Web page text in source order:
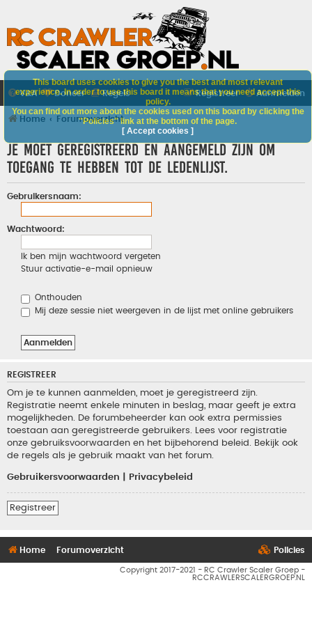
V&A Doneer Regels Aanmelden
Registreer
Home Forumoverzicht
Je moet geregistreerd en aangemeld zijn om
toegang te hebben tot de ledenlijst.
Gebruikersnaam:
Wachtwoord:
Ik ben mijn wachtwoord vergeten
Stuur activatie-e-mail opnieuw
Onthouden
Mij deze sessie niet weergeven in de lijst met online gebruikers
REGISTREER
Om je te kunnen aanmelden, moet je geregistreerd zijn.
Registratie neemt enkele minuten in beslag, maar geeft je extra
mogelijkheden. De forumbeheerder kan ook extra permissies
toestaan aan geregistreerde gebruikers. Lees voor registratie
onze gebruiksvoorwaarden en het bijbehorend beleid. Bekijk ook
de regels als je gebruik maakt van het forum.
Gebruikersvoorwaarden Privacybeleid
Registreer
This board uses cookies to give you the best and most relevant
experience. In order to use this board it means that you need accept this
policy.
You can find out more about the cookies used on this board by clicking the
"Policies" link at the bottom of the page.
[ Accept cookies ]
Home Forumoverzicht Policies
Copyright 2017-2021 - RC Crawler Scaler Groep -
RCCRAWLERSCALERGROEP.NL